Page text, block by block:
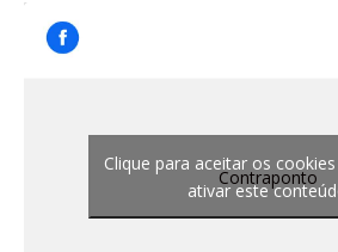
Contraponto
Clique para aceitar os
ativar este